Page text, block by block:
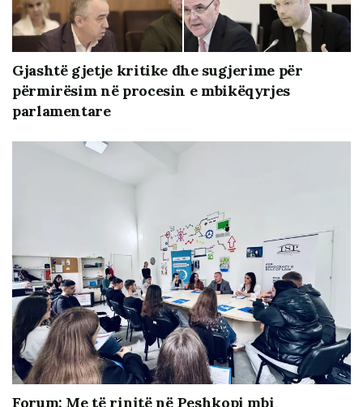
Gjashtë gjetje kritike dhe sugjerime për
përmirësim në procesin e mbikëqyrjes
parlamentare
Forum: Me të rinjtë në Peshkopi mbi